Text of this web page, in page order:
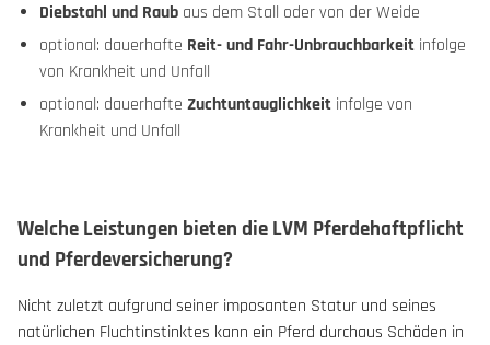
Diebstahl und Raub aus dem Stall oder von der Weide
optional: dauerhafte Reit- und Fahr-Unbrauchbarkeit infolge
von Krankheit und Unfall
optional: dauerhafte Zuchtuntauglichkeit infolge von
Krankheit und Unfall
Welche Leistungen bieten die LVM Pferdehaftpflicht
und Pferdeversicherung?
Nicht zuletzt aufgrund seiner imposanten Statur und seines
natürlichen Fluchtinstinktes kann ein Pferd durchaus Schäden in